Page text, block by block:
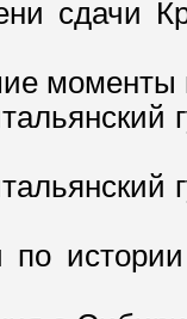
сдачи
моменты
истории